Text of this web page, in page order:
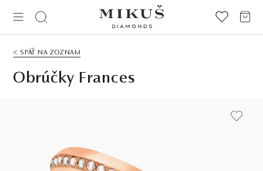
< SPÄŤ NA ZOZNAM
Obrúčky Frances